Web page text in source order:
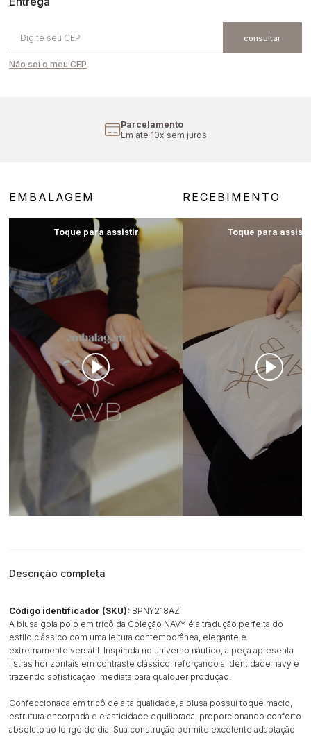
Não sei o meu CEP
Parcelamento
Em até 10x sem juros
EMBALAGEM RECEBIMENTO
Descrição completa
Código identificador (SKU): BPNY218AZ
A blusa gola polo em tricô da Coleção NAVY é a tradução perfeita do
estilo clássico com uma leitura contemporânea, elegante e
extremamente versátil. Inspirada no universo náutico, a peça apresenta
listras horizontais em contraste clássico, reforçando a identidade navy e
trazendo sofisticação imediata para qualquer produção.
Confeccionada em tricô de alta qualidade, a blusa possui toque macio,
estrutura encorpada e elasticidade equilibrada, proporcionando conforto
absoluto ao longo do dia. Sua construção permite excelente adaptação